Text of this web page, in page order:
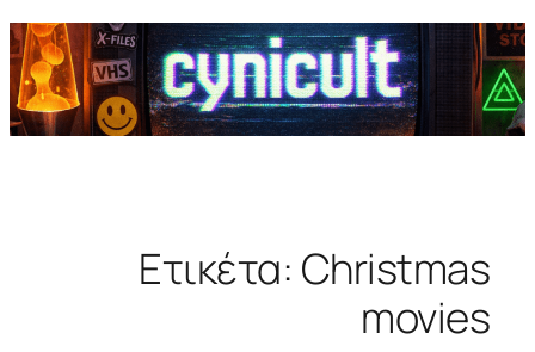
Ετικέτα: Christmas
movies